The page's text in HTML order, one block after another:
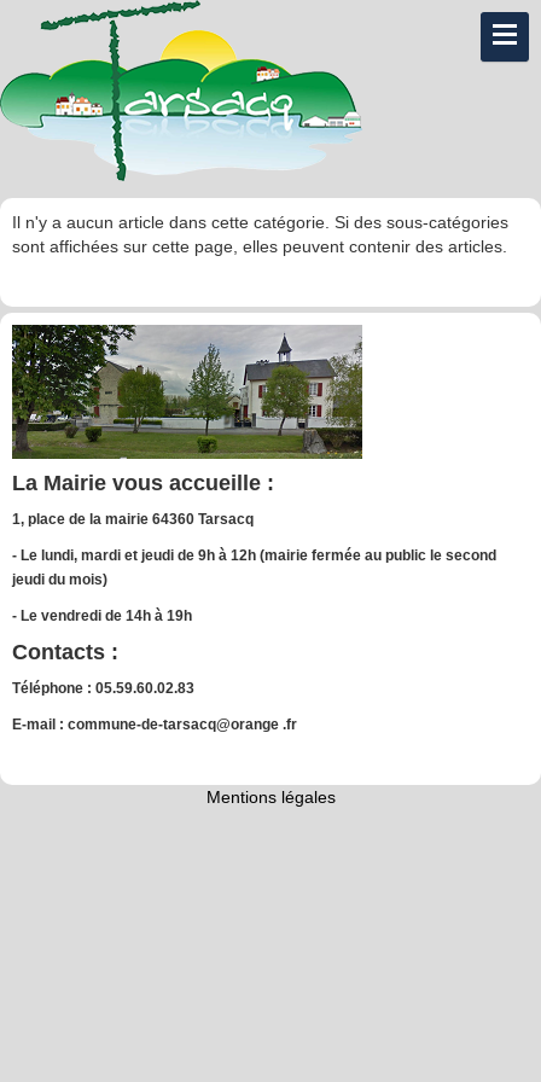
Il n'y a aucun article dans cette catégorie. Si des sous-catégories
sont affichées sur cette page, elles peuvent contenir des articles.
La Mairie vous accueille :
1, place de la mairie 64360 Tarsacq
- Le lundi, mardi et jeudi de 9h à 12h (mairie fermée au public le second
jeudi du mois)
- Le vendredi de 14h à 19h
Contacts :
Téléphone : 05.59.60.02.83
E-mail : commune-de-tarsacq@orange .fr
Mentions légales